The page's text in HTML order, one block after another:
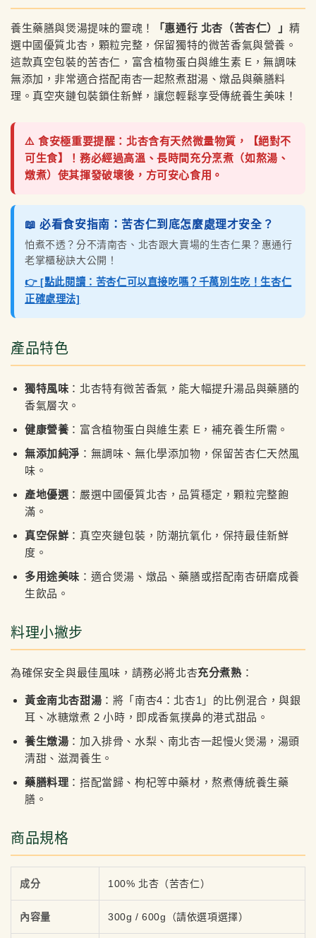
養生藥膳與煲湯提味的靈魂！ 「惠通行 北杏（苦杏仁）」 精
選中國優質北杏，顆粒完整，保留獨特的微苦香氣與營養。
這款真空包裝的苦杏仁，富含植物蛋白與維生素 E，無調味
無添加，非常適合搭配南杏一起熬煮甜湯、燉品與藥膳料
理。真空夾鏈包裝鎖住新鮮，讓您輕鬆享受傳統養生美味！
⚠️ 食安極重要提醒：北杏含有天然微量物質，【絕對不
可生食】！務必經過高溫、長時間充分烹煮（如熬湯、
燉煮）使其揮發破壞後，方可安心食用。
📖 必看食安指南：苦杏仁到底怎麼處理才安全？
怕煮不透？分不清南杏、北杏跟大賣場的生杏仁果？惠通行
老掌櫃秘訣大公開！
👉 [點此閱讀：苦杏仁可以直接吃嗎？千萬別生吃！生杏仁
正確處理法]
產品特色
獨特風味 ：北杏特有微苦香氣，能大幅提升湯品與藥膳的
香氣層次。
健康營養 ：富含植物蛋白與維生素 E，補充養生所需。
無添加純淨 ：無調味、無化學添加物，保留苦杏仁天然風
味。
產地優選 ：嚴選中國優質北杏，品質穩定，顆粒完整飽
滿。
真空保鮮 ：真空夾鏈包裝，防潮抗氧化，保持最佳新鮮
度。
多用途美味 ：適合煲湯、燉品、藥膳或搭配南杏研磨成養
生飲品。
料理小撇步
為確保安全與最佳風味，請務必將北杏充分煮熟：
黃金南北杏甜湯 ：將「南杏4：北杏1」的比例混合，與銀
耳、冰糖燉煮 2 小時，即成香氣撲鼻的港式甜品。
養生燉湯 ：加入排骨、水梨、南北杏一起慢火煲湯，湯頭
清甜、滋潤養生。
藥膳料理 ：搭配當歸、枸杞等中藥材，熬煮傳統養生藥
膳。
商品規格
成分 100% 北杏（苦杏仁）
內容量 300g / 600g（請依選項選擇）